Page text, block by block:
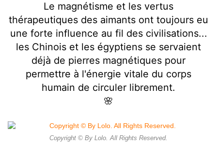
Le magnétisme et les vertus
thérapeutiques des aimants ont toujours eu
une forte influence au fil des civilisations...
les Chinois et les égyptiens se servaient
déjà de pierres magnétiques pour
permettre à l'énergie vitale du corps
humain de circuler librement.
🌸
Copyright © By Lolo. All Rights Reserved.